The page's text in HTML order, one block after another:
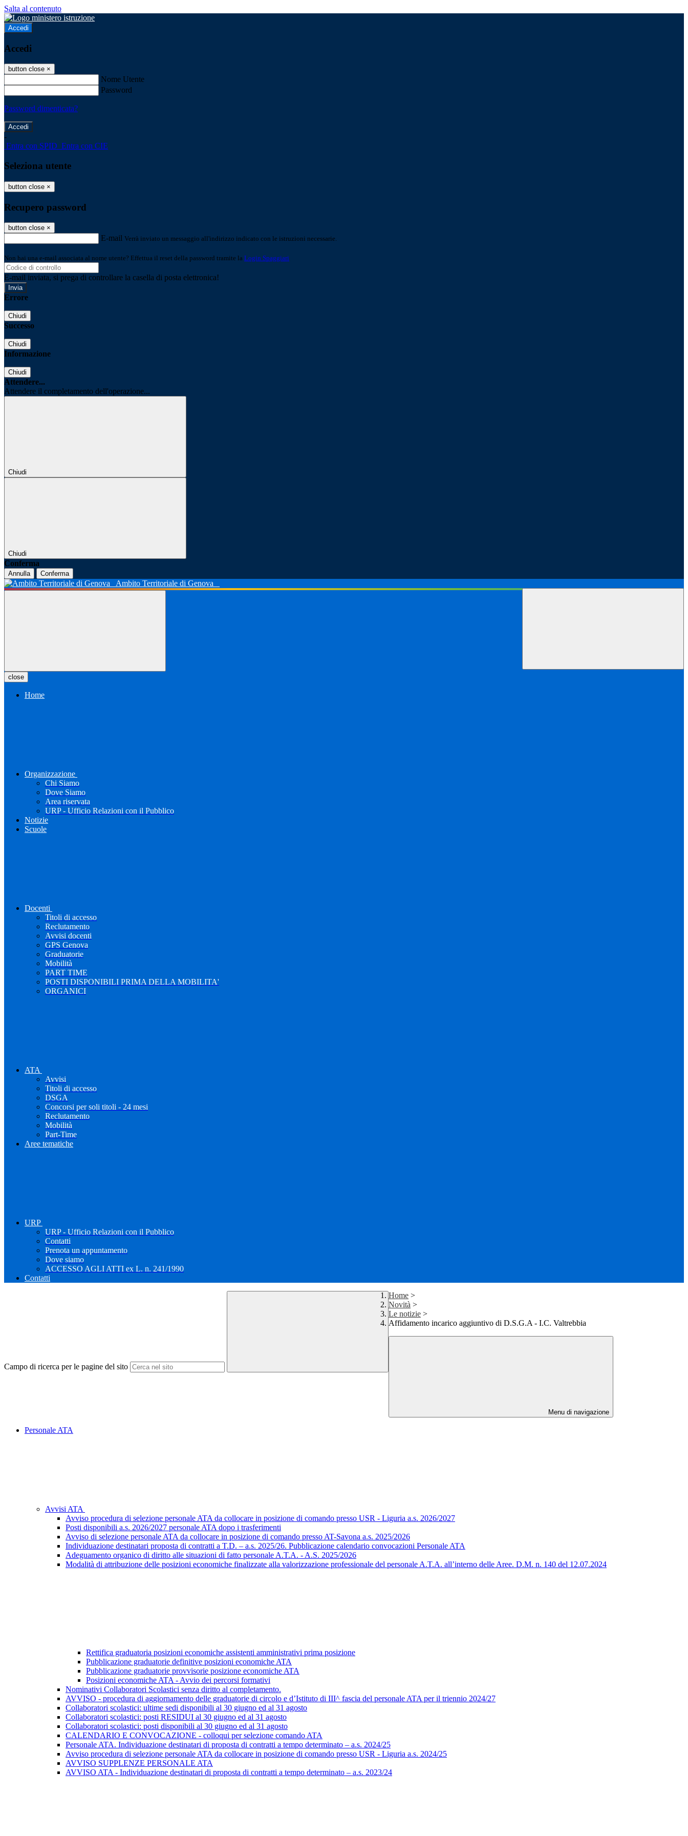
Salta al contenuto
Accedi
Accedi
button close ×
Nome Utente
Password
Password dimenticata?
-
Entra con SPID Entra con CIE
Seleziona utente
button close ×
Recupero password
button close ×
E-mail Verrà inviato un messaggio all'indirizzo indicato con le istruzioni necessarie.
Non hai una e-mail associata al nome utente? Effettua il reset della password tramite la Login Spaggiari
E-mail inviata, si prega di controllare la casella di posta elettronica!
Errore
Chiudi
Successo
Chiudi
Informazione
Chiudi
Attendere...
Attendere il completamento dell'operazione...
Chiudi
Chiudi
Conferma
Annulla Conferma
Ambito Territoriale di Genova
close
Home
Organizzazione
Chi Siamo
Dove Siamo
Area riservata
URP - Ufficio Relazioni con il Pubblico
Notizie
Scuole
Docenti
Titoli di accesso
Reclutamento
Avvisi docenti
GPS Genova
Graduatorie
Mobilità
PART TIME
POSTI DISPONIBILI PRIMA DELLA MOBILITA'
ORGANICI
ATA
Avvisi
Titoli di accesso
DSGA
Concorsi per soli titoli - 24 mesi
Reclutamento
Mobilità
Part-Time
Aree tematiche
URP
URP - Ufficio Relazioni con il Pubblico
Contatti
Prenota un appuntamento
Dove siamo
ACCESSO AGLI ATTI ex L. n. 241/1990
Contatti
Campo di ricerca per le pagine del sito
Home >
Novità >
Le notizie >
Affidamento incarico aggiuntivo di D.S.G.A - I.C. Valtrebbia
Menu di navigazione
Personale ATA
Avvisi ATA
Avviso procedura di selezione personale ATA da collocare in posizione di comando presso USR - Liguria a.s. 2026/2027
Posti disponibili a.s. 2026/2027 personale ATA dopo i trasferimenti
Avviso di selezione personale ATA da collocare in posizione di comando presso AT-Savona a.s. 2025/2026
Individuazione destinatari proposta di contratti a T.D. – a.s. 2025/26. Pubblicazione calendario convocazioni Personale ATA
Adeguamento organico di diritto alle situazioni di fatto personale A.T.A. - A.S. 2025/2026
Modalità di attribuzione delle posizioni economiche finalizzate alla valorizzazione professionale del personale A.T.A. all’interno delle Aree. D.M. n. 140 del 12.07.2024
Rettifica graduatoria posizioni economiche assistenti amministrativi prima posizione
Pubblicazione graduatorie definitive posizioni economiche ATA
Pubblicazione graduatorie provvisorie posizione economiche ATA
Posizioni economiche ATA - Avvio dei percorsi formativi
Nominativi Collaboratori Scolastici senza diritto al completamento.
AVVISO - procedura di aggiornamento delle graduatorie di circolo e d’Istituto di III^ fascia del personale ATA per il triennio 2024/27
Collaboratori scolastici: ultime sedi disponibili al 30 giugno ed al 31 agosto
Collaboratori scolastici: posti RESIDUI al 30 giugno ed al 31 agosto
Collaboratori scolastici: posti disponibili al 30 giugno ed al 31 agosto
CALENDARIO E CONVOCAZIONE - colloqui per selezione comando ATA
Personale ATA. Individuazione destinatari di proposta di contratti a tempo determinato – a.s. 2024/25
Avviso procedura di selezione personale ATA da collocare in posizione di comando presso USR - Liguria a.s. 2024/25
AVVISO SUPPLENZE PERSONALE ATA
AVVISO ATA - Individuazione destinatari di proposta di contratti a tempo determinato – a.s. 2023/24